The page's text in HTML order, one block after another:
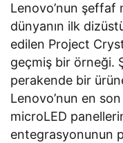
Lenovo’nun şeffaf
dünyanın ilk
edilen Project
geçmiş bir örneği.
perakende bir
Lenovo’nun en
microLED
entegrasyonunun